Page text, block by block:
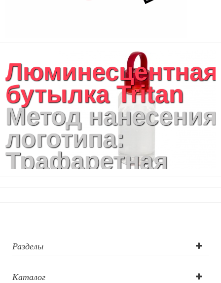
Текстиль для ванной комнаты
Кухонные приспособления
Кухонный текстиль
Ножи разделочные доски
Фоторамки и фотоальбомы
Уход за обувью
Игрушки
Шкатулки
Декоративные подушки
Домашний текстиль
Люминесцентная
бутылка Tritan
Метод нанесения
логотипа:
Трафаретная
Разделы
Каталог